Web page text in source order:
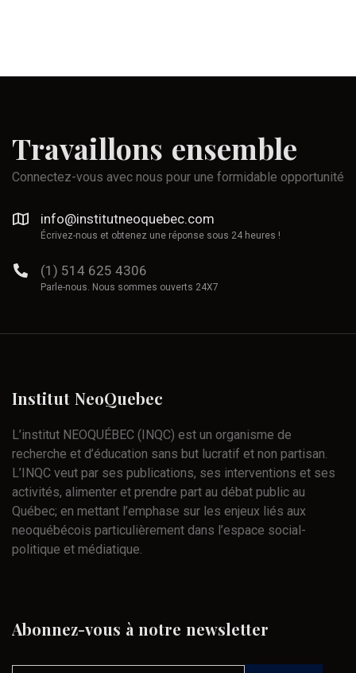
Travaillons ensemble
Connectez-vous avec nous pour une formidable opportunité
info@institutneoquebec.com
Écrivez-nous et obtenez une réponse sous 24 heures !
(1) 514 625 4306
Parle-nous. Nous sommes ouverts 24X7
Institut NeoQuebec
L’institut NEOQUÉBEC (INQC) est un organisme de
recherche et d’éducation sans but lucratif et non partisan.
L’INQC veut par ses publications, ses interventions et ses
activités, alimenter et prendre part au débat public au
Québec; en mettant l’emphase sur les enjeux liés aux
neoquébécois particulièrement dans l’espace social-
politique et médiatique.
Abonnez-vous à notre newsletter